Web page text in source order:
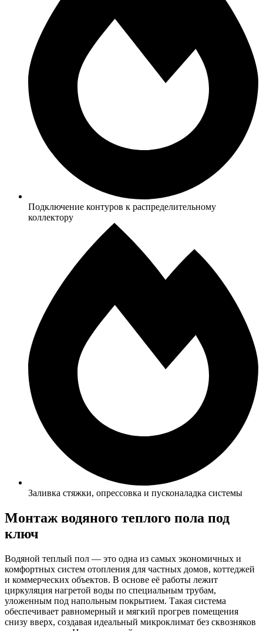
Подключение контуров к распределительному
коллектору
Заливка стяжки, опрессовка и пусконаладка системы
Монтаж водяного теплого пола под
ключ
Водяной теплый пол — это одна из самых экономичных и
комфортных систем отопления для частных домов, коттеджей
и коммерческих объектов. В основе её работы лежит
циркуляция нагретой воды по специальным трубам,
уложенным под напольным покрытием. Такая система
обеспечивает равномерный и мягкий прогрев помещения
снизу вверх, создавая идеальный микроклимат без сквозняков